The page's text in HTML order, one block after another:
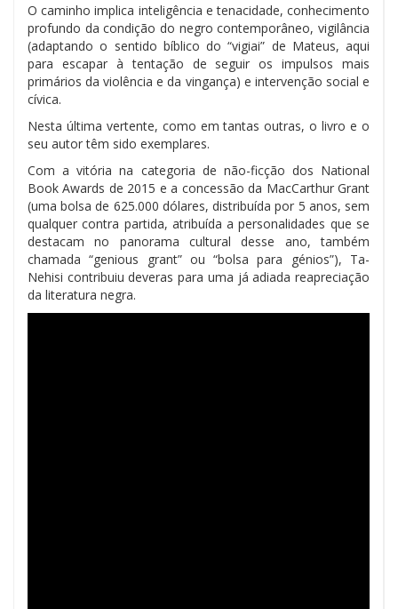
O caminho implica inteligência e tenacidade, conhecimento
profundo da condição do negro contemporâneo, vigilância
(adaptando o sentido bíblico do “vigiai” de Mateus, aqui
para escapar à tentação de seguir os impulsos mais
primários da violência e da vingança) e intervenção social e
cívica.
Nesta última vertente, como em tantas outras, o livro e o
seu autor têm sido exemplares.
Com a vitória na categoria de não-ficção dos National
Book Awards de 2015 e a concessão da MacCarthur Grant
(uma bolsa de 625.000 dólares, distribuída por 5 anos, sem
qualquer contra partida, atribuída a personalidades que se
destacam no panorama cultural desse ano, também
chamada “genious grant” ou “bolsa para génios”), Ta-
Nehisi contribuiu deveras para uma já adiada reapreciação
da literatura negra.